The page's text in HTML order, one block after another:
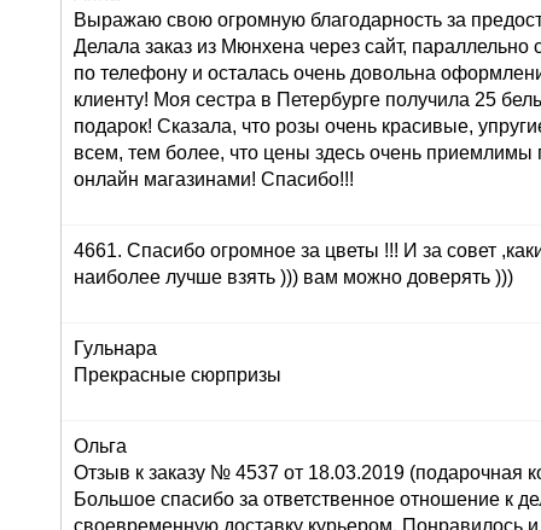
Выражаю свою огромную благодарность за
Делала заказ из Мюнхена через сайт, параллельно
по телефону и осталась очень довольна
клиенту! Моя сестра в Петербурге получила 25
подарок! Сказала, что розы очень красивые,
всем, тем более, что цены здесь очень приемлимы
онлайн магазинами! Спасибо!!!
4661. Спасибо огромное за цветы !!! И за совет
наиболее лучше взять ))) вам можно доверять )))
Гульнара
Прекрасные сюрпризы
Ольга
Отзыв к заказу № 4537 от 18.03.2019 (подарочная
Большое спасибо за ответственное отношение к
своевременную доставку курьером. Понравилось